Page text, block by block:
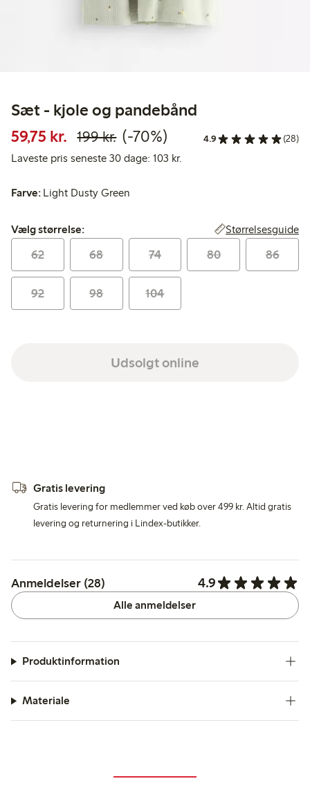
Sæt - kjole og pandebånd
59,75 kr. Nedsat pris: 59,75 kr.
199 kr.Normalpris: 199,00 kr.
70 % rabat
(-70%) 4.9 (28)
Laveste pris seneste 30 dage: 103 kr.
Farve: Light Dusty Green
Vælg størrelse:
Vælg størrelse: Størrelsesguide
62 68 74 80 86
92 98 104
Udsolgt online
Gratis levering
Gratis levering for medlemmer ved køb over 499 kr. Altid gratis
levering og returnering i Lindex-butikker.
Anmeldelser (28) 4.9
Alle anmeldelser
Produktinformation
Materiale